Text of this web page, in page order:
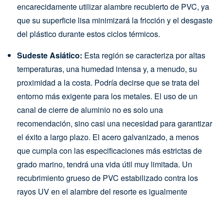
encarecidamente utilizar alambre recubierto de PVC, ya
que su superficie lisa minimizará la fricción y el desgaste
del plástico durante estos ciclos térmicos.
Sudeste Asiático: Esta región se caracteriza por altas
temperaturas, una humedad intensa y, a menudo, su
proximidad a la costa. Podría decirse que se trata del
entorno más exigente para los metales. El uso de un
canal de cierre de aluminio no es solo una
recomendación, sino casi una necesidad para garantizar
el éxito a largo plazo. El acero galvanizado, a menos
que cumpla con las especificaciones más estrictas de
grado marino, tendrá una vida útil muy limitada. Un
recubrimiento grueso de PVC estabilizado contra los
rayos UV en el alambre del resorte es igualmente